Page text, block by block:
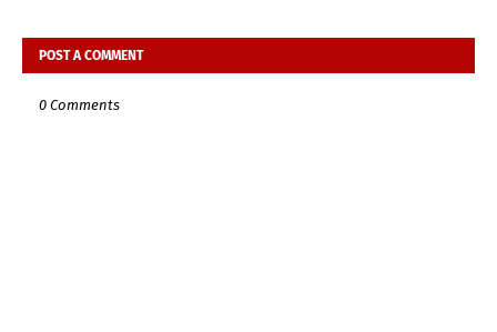
POST A COMMENT
0 Comments